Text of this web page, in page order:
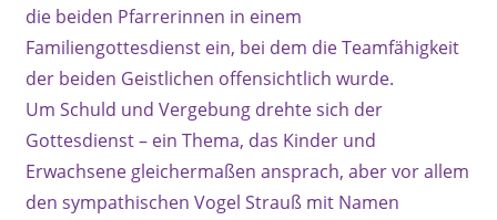
die beiden Pfarrerinnen in einem
Familiengottesdienst ein, bei dem die Teamfähigkeit
der beiden Geistlichen offensichtlich wurde.
Um Schuld und Vergebung drehte sich der
Gottesdienst – ein Thema, das Kinder und
Erwachsene gleichermaßen ansprach, aber vor allem
den sympathischen Vogel Strauß mit Namen